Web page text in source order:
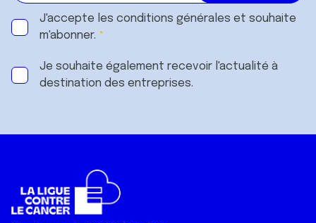
J'accepte les conditions générales et souhaite
m'abonner.
Je souhaite également recevoir l'actualité à
destination des entreprises.